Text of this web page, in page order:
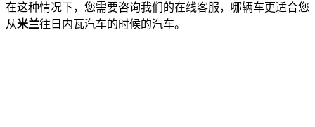
在这种情况下，您需要咨询我们的在线客服，哪辆车更适合您
从米兰往日内瓦汽车的时候的汽车。